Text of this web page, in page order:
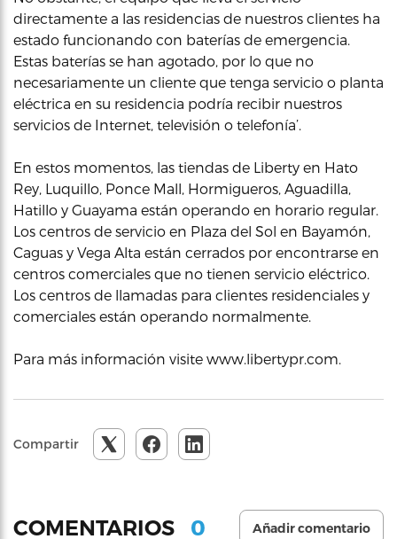
directamente a las residencias de nuestros clientes ha
estado funcionando con baterías de emergencia.
Estas baterías se han agotado, por lo que no
necesariamente un cliente que tenga servicio o planta
eléctrica en su residencia podría recibir nuestros
servicios de Internet, televisión o telefonía’.
En estos momentos, las tiendas de Liberty en Hato
Rey, Luquillo, Ponce Mall, Hormigueros, Aguadilla,
Hatillo y Guayama están operando en horario regular.
Los centros de servicio en Plaza del Sol en Bayamón,
Caguas y Vega Alta están cerrados por encontrarse en
centros comerciales que no tienen servicio eléctrico.
Los centros de llamadas para clientes residenciales y
comerciales están operando normalmente.
Para más información visite www.libertypr.com.
Compartir
COMENTARIOS 0 Añadir comentario